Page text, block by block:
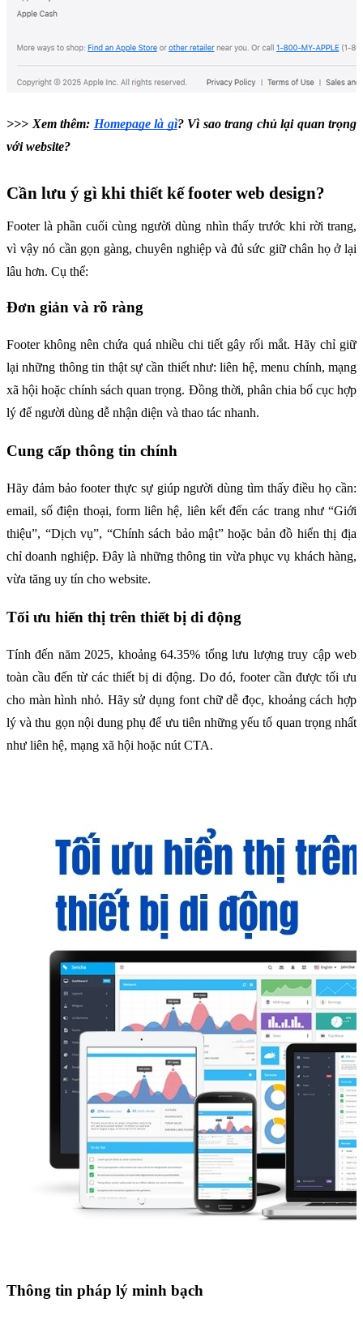
>>> Xem thêm: Homepage là gì? Vì sao trang chủ lại quan trọng
với website?
Cần lưu ý gì khi thiết kế footer web design?
Footer là phần cuối cùng người dùng nhìn thấy trước khi rời trang,
vì vậy nó cần gọn gàng, chuyên nghiệp và đủ sức giữ chân họ ở lại
lâu hơn. Cụ thể:
Đơn giản và rõ ràng
Footer không nên chứa quá nhiều chi tiết gây rối mắt. Hãy chỉ giữ
lại những thông tin thật sự cần thiết như: liên hệ, menu chính, mạng
xã hội hoặc chính sách quan trọng. Đồng thời, phân chia bố cục hợp
lý để người dùng dễ nhận diện và thao tác nhanh.
Cung cấp thông tin chính
Hãy đảm bảo footer thực sự giúp người dùng tìm thấy điều họ cần:
email, số điện thoại, form liên hệ, liên kết đến các trang như “Giới
thiệu”, “Dịch vụ”, “Chính sách bảo mật” hoặc bản đồ hiển thị địa
chỉ doanh nghiệp. Đây là những thông tin vừa phục vụ khách hàng,
vừa tăng uy tín cho website.
Tối ưu hiển thị trên thiết bị di động
Tính đến năm 2025, khoảng 64.35% tổng lưu lượng truy cập web
toàn cầu đến từ các thiết bị di động. Do đó, footer cần được tối ưu
cho màn hình nhỏ. Hãy sử dụng font chữ dễ đọc, khoảng cách hợp
lý và thu gọn nội dung phụ để ưu tiên những yếu tố quan trọng nhất
như liên hệ, mạng xã hội hoặc nút CTA.
Thông tin pháp lý minh bạch